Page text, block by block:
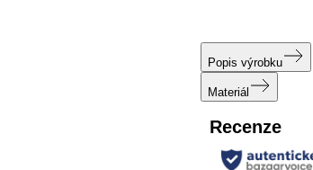
Popis výrobku
Materiál
Recenze